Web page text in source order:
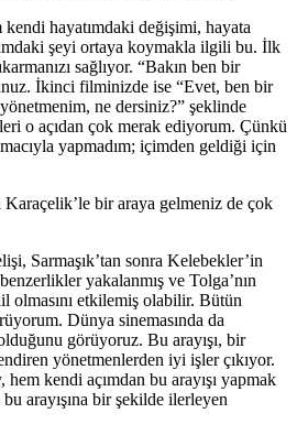
hayatımdaki değişimi, hayata
şeyi ortaya koymakla ilgili bu. İlk
sağlıyor. “Bakın ben bir
İkinci filminizde ise “Evet, ben bir
ne dersiniz?” şeklinde
o açıdan çok merak ediyorum. Çünkü
yapmadım; içimden geldiği için
Karaçelik’le bir araya gelmeniz de çok
Sarmaşık’tan sonra Kelebekler’in
yakalanmış ve Tolga’nın
olmasını etkilemiş olabilir. Bütün
Dünya sinemasında da
görüyoruz. Bu arayışı, bir
yönetmenlerden iyi işler çıkıyor.
kendi açımdan bu arayışı yapmak
arayışına bir şekilde ilerleyen